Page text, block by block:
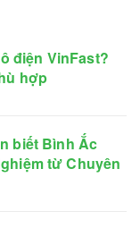
điện VinFast?
hợp
biết Bình Ắc
từ Chuyên